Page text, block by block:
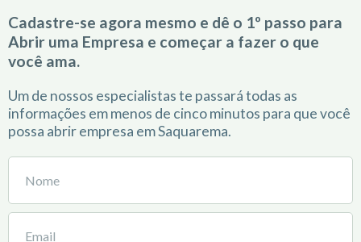
Cadastre-se agora mesmo e dê o 1º passo para
Abrir uma Empresa e começar a fazer o que
você ama.
Um de nossos especialistas te passará todas as
informações em menos de cinco minutos para que você
possa abrir empresa em Saquarema.